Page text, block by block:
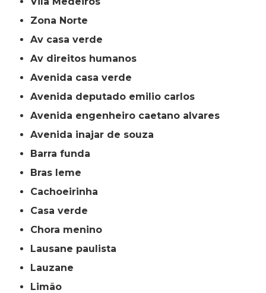
Zona Norte
av casa verde
av direitos humanos
avenida casa verde
avenida deputado emilio carlos
avenida engenheiro caetano alvares
avenida inajar de souza
barra funda
bras leme
cachoeirinha
casa verde
chora menino
lausane paulista
lauzane
limão